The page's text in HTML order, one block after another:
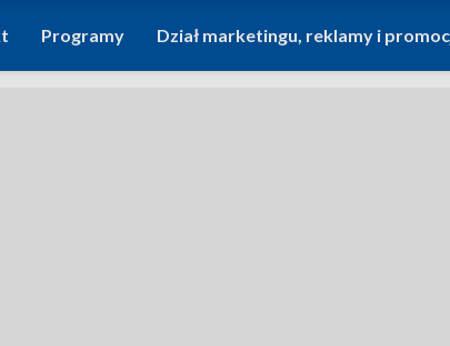
Programy Dział marketingu, reklamy i